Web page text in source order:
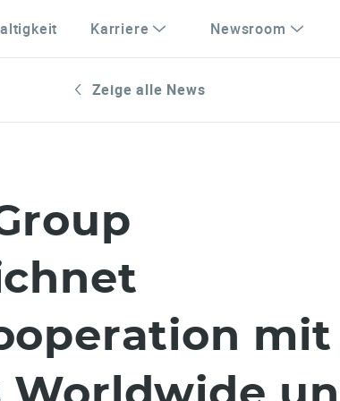
Karriere Newsroom
Zeige alle News
mit